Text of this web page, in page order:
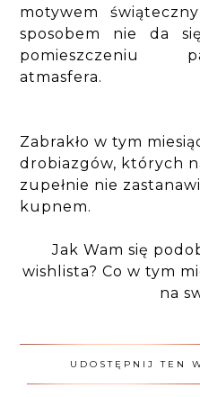
motywem
sposobem nie da
pomieszczeniu
atmasfera.
Zabrakło w tym
drobiazgów, których
zupełnie nie
kupnem.
Jak Wam się
wishlista? Co w tym
na
UDOSTĘPNIJ TEN